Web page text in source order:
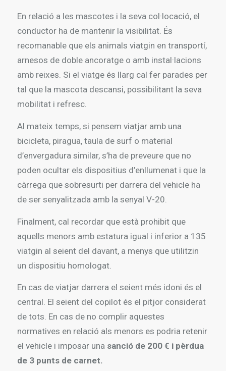
En relació a les mascotes i la seva col·locació, el
conductor ha de mantenir la visibilitat. És
recomanable que els animals viatgin en transportí,
arnesos de doble ancoratge o amb instal·lacions
amb reixes. Si el viatge és llarg cal fer parades per
tal que la mascota descansi, possibilitant la seva
mobilitat i refresc.
Al mateix temps, si pensem viatjar amb una
bicicleta, piragua, taula de surf o material
d’envergadura similar, s’ha de preveure que no
poden ocultar els dispositius d’enllumenat i que la
càrrega que sobresurti per darrera del vehicle ha
de ser senyalitzada amb la senyal V-20.
Finalment, cal recordar que està prohibit que
aquells menors amb estatura igual i inferior a 135
viatgin al seient del davant, a menys que utilitzin
un dispositiu homologat.
En cas de viatjar darrera el seient més idoni és el
central. El seient del copilot és el pitjor considerat
de tots. En cas de no complir aquestes
normatives en relació als menors es podria retenir
el vehicle i imposar una sanció de 200 € i pèrdua
de 3 punts de carnet.